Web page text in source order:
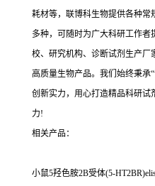
耗材等，联博科生物提供各种常
多种，可随时为广大科研工作
校、研究机构、诊断试剂生产厂
高质量生物产品。我们始终秉承
创新实力，用心打造精品科研试
力!
相关产品：
小鼠5羟色胺2B受体(5-